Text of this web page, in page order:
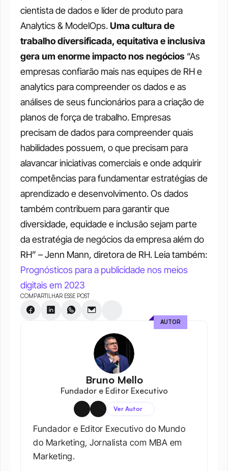
cientista de dados e líder de produto para
Analytics & ModelOps.Uma cultura de
trabalho diversificada, equitativa e inclusiva
gera um enorme impacto nos negócios “As
empresas confiarão mais nas equipes de RH e
analytics para compreender os dados e as
análises de seus funcionários para a criação de
planos de força de trabalho. Empresas
precisam de dados para compreender quais
habilidades possuem, o que precisam para
alavancar iniciativas comerciais e onde adquirir
competências para fundamentar estratégias de
aprendizado e desenvolvimento. Os dados
também contribuem para garantir que
diversidade, equidade e inclusão sejam parte
da estratégia de negócios da empresa além do
RH” – Jenn Mann, diretora de RH.
Prognósticos para a publicidade nos meios
digitais em 2023
COMPARTILHAR ESSE POST
Bruno Mello
Fundador e Editor Executivo
Ver Autor
Fundador e Editor Executivo do Mundo
do Marketing, Jornalista com MBA em
Marketing.
AUTOR